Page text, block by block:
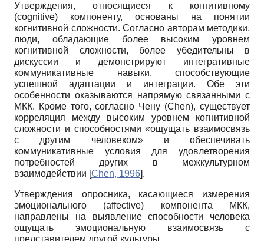
Утверждения, относящиеся к когнитивному
(cognitive) компоненту, основаны на понятии
когнитивной сложности. Согласно авторам методики,
люди, обладающие более высоким уровнем
когнитивной сложности, более убедительны в
дискуссии и демонстрируют интегративные
коммуникативные навыки, способствующие
успешной адаптации и интеграции. Обе эти
особенности оказываются напрямую связанными с
МКК. Кроме того, согласно Чену (Chen), существует
корреляция между высоким уровнем когнитивной
сложности и способностями «ощущать взаимосвязь
с другим человеком» и обеспечивать
коммуникативные условия для удовлетворения
потребностей других в межкультурном
взаимодействии [Chen, 1996].
Утверждения опросника, касающиеся измерения
эмоционального (affective) компонента МКК,
направлены на выявление способности человека
ощущать эмоциональную взаимосвязь с